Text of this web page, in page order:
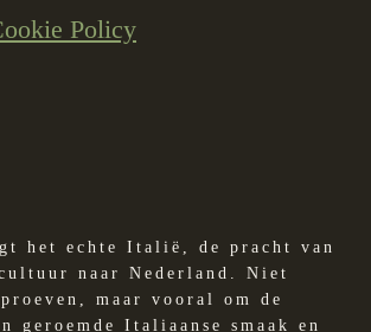
Policy
het echte Italië, de pracht van
naar Nederland. Niet
maar vooral om de
geroemde Italiaanse smaak en